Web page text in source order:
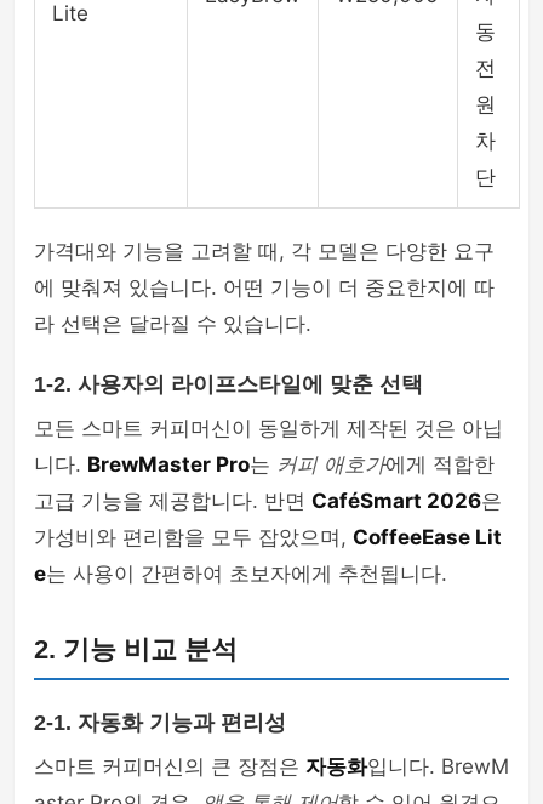
Lite
동
전
원
차
단
가격대와 기능을 고려할 때, 각 모델은 다양한 요구
에 맞춰져 있습니다. 어떤 기능이 더 중요한지에 따
라 선택은 달라질 수 있습니다.
1-2. 사용자의 라이프스타일에 맞춘 선택
모든 스마트 커피머신이 동일하게 제작된 것은 아닙
니다. BrewMaster Pro는 커피 애호가에게 적합한
고급 기능을 제공합니다. 반면 CaféSmart 2026은
가성비와 편리함을 모두 잡았으며, CoffeeEase Lit
e는 사용이 간편하여 초보자에게 추천됩니다.
2. 기능 비교 분석
2-1. 자동화 기능과 편리성
스마트 커피머신의 큰 장점은 자동화입니다. BrewM